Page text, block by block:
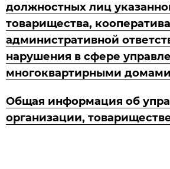
должностных лиц
товарищества,
административной
нарушения в сфере
многоквартирными домами
Общая информация об
организации,